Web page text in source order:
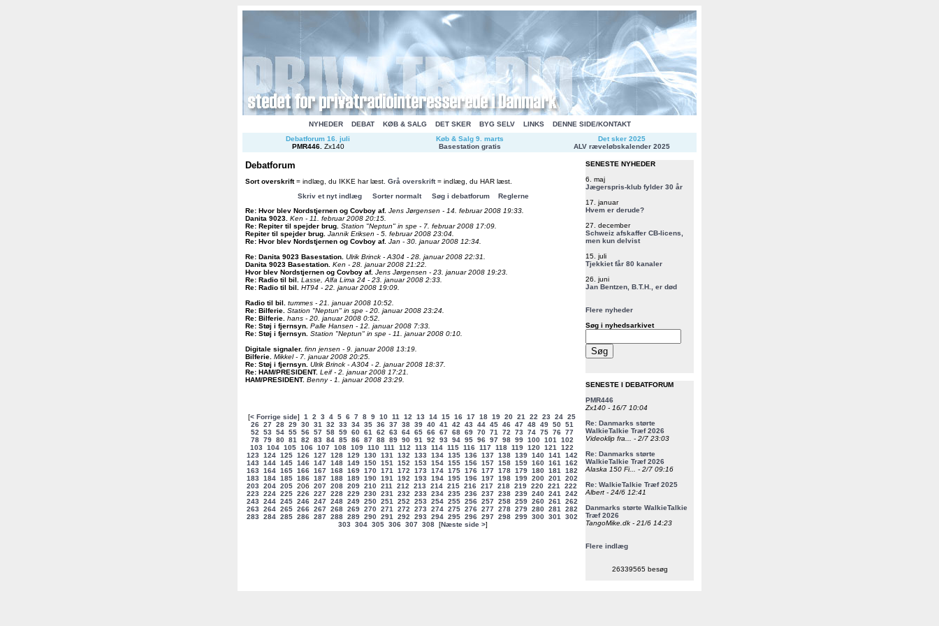
NYHEDER DEBAT KØB & SALG DET SKER BYG SELV LINKS
DENNE SIDE/KONTAKT
Debatforum 16. juli
PMR446. Zx140
Køb & Salg 9. marts
Basestation gratis
Det sker 2025
ALV ræveløbskalender 2025
Debatforum
Sort overskrift= indlæg, du IKKE har læst. Grå overskrift= indlæg, du HAR læst.
Skriv et nyt indlæg
Sorter normalt Søg i debatforum
Reglerne
Re: Hvor blev Nordstjernen og Covboy af. Jens Jørgensen - 14. februar 2008 19:33.
Danita 9023 Ken - 11. februar 2008 20:15.
Re: Repiter til spejder brug Station "Neptun" in spe - 7. februar 2008 17:09.
Repiter til spejder brug Jannik Eriksen - 5. februar 2008 23:04.
Re: Hvor blev Nordstjernen og Covboy af. Jan - 30. januar 2008 12:34.
Re: Danita 9023 Basestation Ulrik Brinck - A304 - 28. januar 2008 22:31.
Danita 9023 Basestation Ken - 28. januar 2008 21:22.
Hvor blev Nordstjernen og Covboy af. Jens Jørgensen - 23. januar 2008 19:23.
Re: Radio til bil
Lasse, Alfa Lima 24 - 23. januar 2008 2:33.
Re: Radio til bil
HT94 - 22. januar 2008 19:09.
Radio til bil
tummes - 21. januar 2008 10:52.
Re: Bilferie Station "Neptun" in spe - 20. januar 2008 23:24.
Re: Bilferie hans - 20. januar 2008 0:52.
Re: Støj i fjernsyn Palle Hansen - 12. januar 2008 7:33.
Re: Støj i fjernsyn Station "Neptun" in spe - 11. januar 2008 0:10.
Digitale signaler. finn jensen - 9. januar 2008 13:19.
Bilferie Mikkel - 7. januar 2008 20:25.
Re: Støj i fjernsyn Ulrik Brinck - A304 - 2. januar 2008 18:37.
Re: HAM/PRESIDENT. Leif - 2. januar 2008 17:21.
HAM/PRESIDENT. Benny - 1. januar 2008 23:29.
[< Forrige side] 1 2 3 4 5 6 7 8 9 10 11 12 13 14 15 16 17 18 19 20 21 22 23 24 25
26 27 28 29 30 31 32 33 34 35 36 37 38 39 40 41 42 43 44 45 46 47 48 49 50 51
52
53 54 55 56 57 58 59 60 61 62 63 64 65 66 67 68 69 70 71 72 73 74 75 76 77
78 79 80 81 82 83 84 85 86 87 88 89 90 91 92 93 94 95 96 97 98 99 100 101
102
103
104 105 106 107 108 109 110 111 112 113 114 115 116 117 118 119 120 121
122
123
124 125 126 127 128 129 130 131 132 133 134 135 136 137 138 139 140 141
142
143
144 145 146 147 148 149 150 151 152 153 154 155 156 157 158 159 160 161
162
163
164 165 166 167 168 169 170 171 172 173 174 175 176 177 178 179 180 181
182
183
184 185 186 187 188 189 190 191 192 193 194 195 196 197 198 199 200 201
202
203
204 205 206 207 208 209 210 211 212 213 214 215 216 217 218 219 220 221
222
223
224 225 226 227 228 229 230 231 232 233 234 235 236 237 238 239 240 241
242
243
244 245 246 247 248 249 250 251 252 253 254 255 256 257 258 259 260 261
262
263
264 265 266 267 268 269 270 271 272 273 274 275 276 277 278 279 280 281
282
283
284 285 286 287 288 289 290 291 292 293 294 295 296 297 298 299 300 301
302
303
304 305 306 307 308 [Næste side >]
SENESTE NYHEDER
6. maj
Jægerspris-klub fylder 30 år
17. januar
Hvem er derude?
27. december
Schweiz afskaffer CB-licens,
men kun delvist
15. juli
Tjekkiet får 80 kanaler
26. juni
Jan Bentzen, B.T.H., er død
Flere nyheder
Søg i nyhedsarkivet
SENESTE I DEBATFORUM
PMR446
Zx140 - 16/7 10:04
Re: Danmarks størte
WalkieTalkie Træf 2026
Videoklip fra... - 2/7 23:03
Re: Danmarks størte
WalkieTalkie Træf 2026
Alaska 150 Fi... - 2/7 09:16
Re: WalkieTalkie Træf 2025
Albert - 24/6 12:41
Danmarks størte WalkieTalkie
Træf 2026
TangoMike.dk - 21/6 14:23
Flere indlæg
26339565 besøg